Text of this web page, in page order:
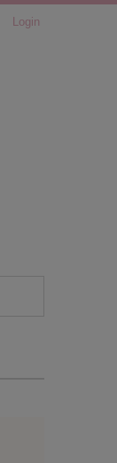
Login